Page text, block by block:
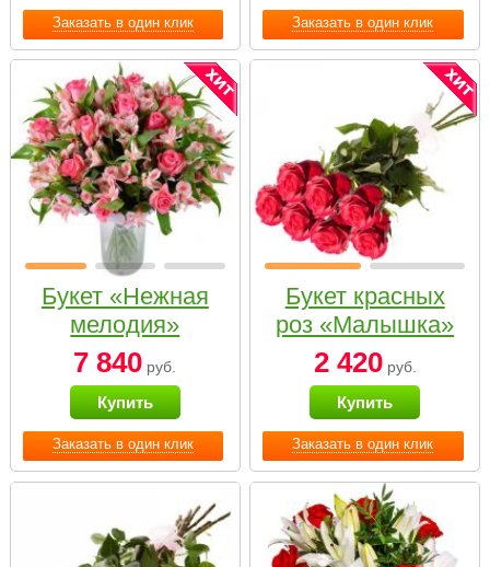
Заказать в один клик Заказать в один клик
Заказать в один клик
Букет «Нежная
мелодия»
7 840 руб.
Купить
Заказать в один клик
Букет красных
роз «Малышка»
2 420руб.
Купить